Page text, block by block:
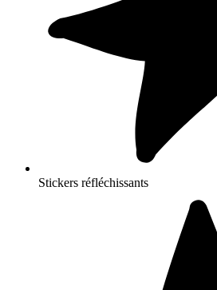
Stickers réfléchissants